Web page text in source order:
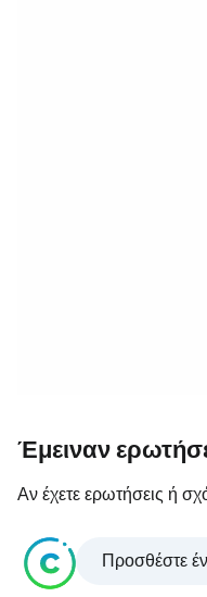
Έμειναν
Αν έχετε ερωτήσεις ή
Προσθέστε